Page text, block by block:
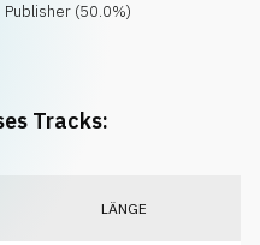
Publisher (50.0%)
Tracks:
LÄNGE